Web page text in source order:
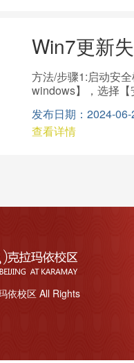
启用Windows防火
口。关闭
选属性，在新建好
样就关闭了共享端
在“网络和拨号连接”
NETBIOS”，打勾
记不要打开。 6、
去除“勒索病毒”的影
Win7更新
方法/步骤1:启动安
windows】，选择
更改...请勿关闭计
要关机，大约需要
发布日期：2024-
查看详情
依校区 All Rights